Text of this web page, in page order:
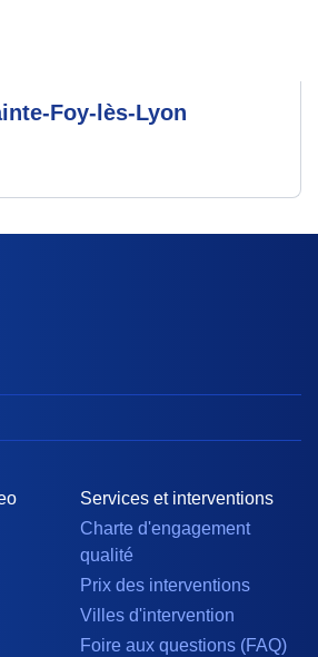
Foy-lès-Lyon
Services et interventions
Charte d'engagement
qualité
Prix des interventions
Villes d'intervention
Foire aux questions (FAQ)